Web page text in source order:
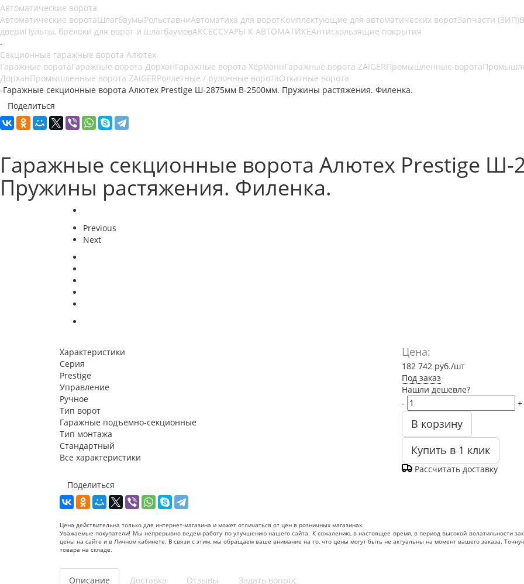
Автоматические ворота
Автоматические воротаШлагбаумыРольставниАвтоматика для воротКомплектующие для автоматических воротЗапчасти (ЗИП)
двериПульты, брелоки для ворот и шлагбаумовАКСЕССУАРЫ К АВТОМАТИКЕАнтискользящие покрытия
-
Секционные гаражные ворота Алютех
Гаражные воротаГаражные ворота ДорханГаражные ворота ХёрманнГаражные ворота ZAIGERПромышленные ворота
ДорханПромышленные ворота ZAIGERРоллетные / рулонные воротаОткатные ворота
-Гаражные секционные ворота Алютех Prestige Ш-2875мм В-2500мм. Пружины растяжения. Филенка.
Поделиться
Гаражные секционные ворота Алютех Prestige
Пружины растяжения. Филенка.
Previous
Next
Характеристики
Серия
Prestige
Управление
Ручное
Тип ворот
Гаражные подъемно-секционные
Тип монтажа
Стандартный
Все характеристики
Цена:
182 742 руб./шт
Под заказ
Нашли дешевле?
-
+
В корзину
Купить в 1 клик
Рассчитать доставку
Поделиться
Цена действительна только для интернет-магазина и может отличаться от цен в розничных магазинах.
Уважаемые покупатели! Мы непрерывно ведем работу по улучшению нашего сайта. К сожалению, в настоящее время, в период высокой волатильности
цены на сайте и в Личном кабинете. В связи с этим, мы обращаем ваше внимание на то, что цены могут быть не актуальны на момент вашего заказа.
товара на складе.
Описание Доставка Отзывы
Задать вопрос